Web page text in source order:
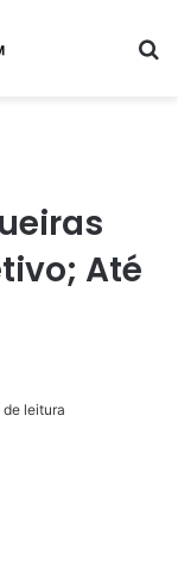
Até
de leitura